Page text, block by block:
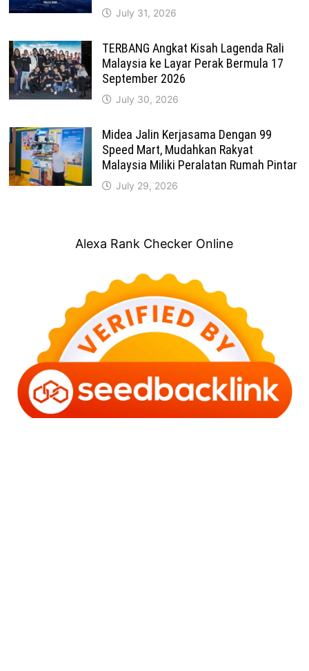
July 31, 2026
TERBANG Angkat Kisah Lagenda Rali
Malaysia ke Layar Perak Bermula 17
September 2026
July 30, 2026
Midea Jalin Kerjasama Dengan 99
Speed Mart, Mudahkan Rakyat
Malaysia Miliki Peralatan Rumah Pintar
July 29, 2026
Alexa Rank Checker Online